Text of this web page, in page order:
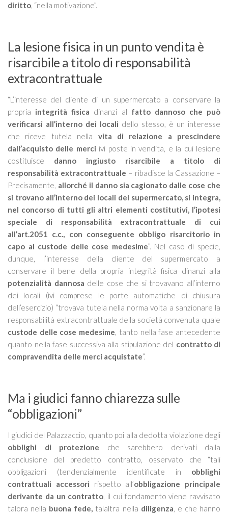
diritto, “nella motivazione”.
La lesione fisica in un punto vendita è
risarcibile a titolo di responsabilità
extracontrattuale
“L’interesse del cliente di un supermercato a conservare la
propria integrità fisica dinanzi al fatto dannoso che può
verificarsi all’interno dei locali dello stesso, è un interesse
che riceve tutela nella vita di relazione a prescindere
dall’acquisto delle merci ivi poste in vendita, e la cui lesione
costituisce danno ingiusto risarcibile a titolo di
responsabilità extracontrattuale – ribadisce la Cassazione –
Precisamente, allorché il danno sia cagionato dalle cose che
si trovano all’interno dei locali del supermercato, si integra,
nel concorso di tutti gli altri elementi costitutivi, l’ipotesi
speciale di responsabilità extracontrattuale di cui
all’art.2051 c.c., con conseguente obbligo risarcitorio in
capo al custode delle cose medesime”. Nel caso di specie,
dunque, l’interesse della cliente del supermercato a
conservare il bene della propria integrità fisica dinanzi alla
potenzialità dannosa delle cose che si trovavano all’interno
dei locali (ivi comprese le porte automatiche di chiusura
dell’esercizio) “trovava tutela nella norma volta a sanzionare la
responsabilità extracontrattuale della società convenuta quale
custode delle cose medesime, tanto nella fase antecedente
quanto nella fase successiva alla stipulazione del contratto di
compravendita delle merci acquistate”.
Ma i giudici fanno chiarezza sulle
“obbligazioni”
I giudici del Palazzaccio, quanto poi alla dedotta violazione degli
obblighi di protezione che sarebbero derivati dalla
conclusione del predetto contratto, osservato che “tali
obbligazioni (tendenzialmente identificate in obblighi
contrattuali accessori rispetto all’obbligazione principale
derivante da un contratto, il cui fondamento viene ravvisato
talora nella buona fede, talaltra nella diligenza, e che hanno